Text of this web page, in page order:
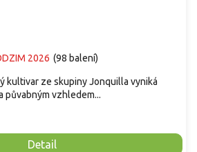
2026 (98 balení)
Detail
kultivar ze skupiny Jonquilla vyniká
půvabným vzhledem...